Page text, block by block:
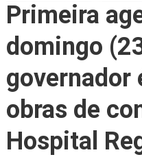
Primeira
domingo
governador
obras de
Hospital